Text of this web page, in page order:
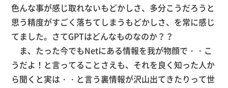
色んな事が感じ取れないもどかしさ、多分こうだろうと
思う精度がすごく落ちてしまうもどかしさ、を常に感じ
てました。さてGPTはどんなものなのか？？
ま、たった今でもNetにある情報を我が物顔で・・こ
うだよ！と言ってることさえも、それを良く知った人か
ら聞くと実は・・と言う裏情報が沢山出てきたりって世